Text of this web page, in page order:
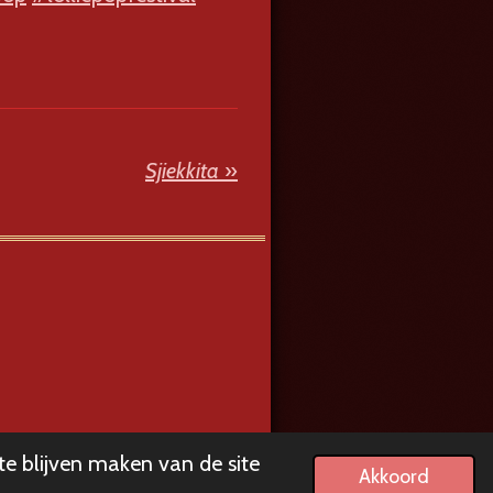
blijven maken van de site
Akkoord
Sjiekkita »